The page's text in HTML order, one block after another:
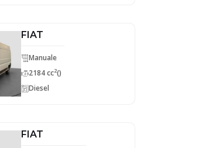
FIAT
Manuale
2184 cc2()
Diesel
FIAT